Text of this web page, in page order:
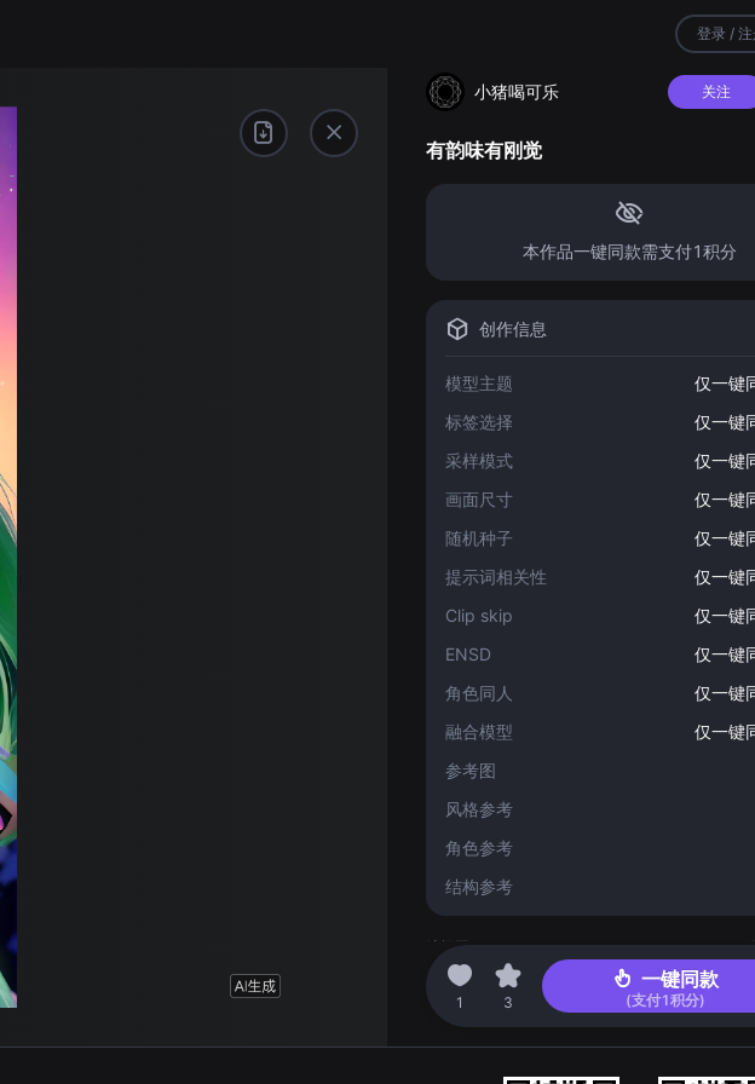
登录 /
小猪喝可乐 关注
有韵味有刚觉
本作品一键同款需支付1积分
创作信息
模型主题
仅一键
标签选择
仅一键
采样模式
仅一键
画面尺寸
仅一键
随机种子
仅一键
提示词相关性
仅一键
Clip skip
仅一键
ENSD
仅一键
角色同人
仅一键
融合模型
仅一键
参考图
风格参考
角色参考
结构参考
编辑于 2024-04-21 04:23
1 3
一键同款
(支付1积分)